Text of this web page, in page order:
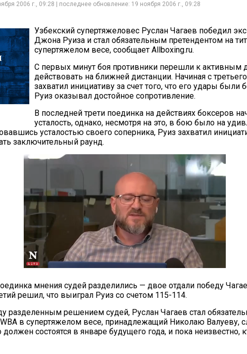
2006 г., 09:28 | последнее обновление: 19 ноября 2006 г., 09:28
Узбекский супертяжеловес Руслан Чагаев победил
Джона Руиза и стал обязательным претендентом на
супертяжелом весе, сообщает Allboxing.ru.
С первых минут боя противники перешли к активным
действовать на ближней дистанции. Начиная с
захватил инициативу за счет того, что его удары были
Руиз оказывал достойное сопротивление.
В последней трети поединка на действиях боксеров
усталость, однако, несмотря на это, в бою было на
усталостью своего соперника, Руиз захватил
заключительный раунд.
мнения судей разделились — двое отдали победу
решил, что выиграл Руиз со счетом 115-114.
разделенным решением судей, Руслан Чагаев стал
WBA в супертяжелом весе, принадлежащий Николаю Валуеву,
состоятся в январе будущего года, и пока неизвестно,